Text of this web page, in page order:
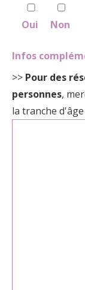
Oui Non
Infos
>> Pour des
personnes,
la tranche d'âge